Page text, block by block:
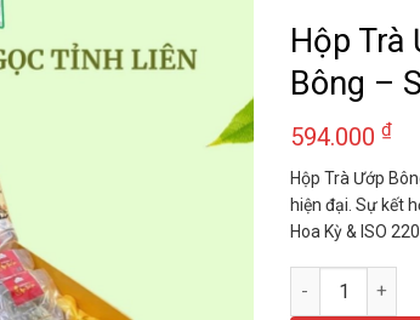
Hộp Trà
Bông –
594.000 ₫
Hộp Trà Ướp
hiện đại. Sự kết
Hoa Kỳ & ISO
Hộp Trà Ướp